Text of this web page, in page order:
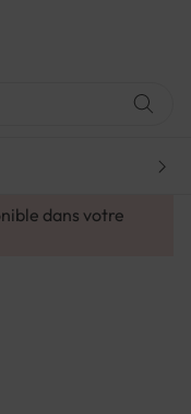
dans votre